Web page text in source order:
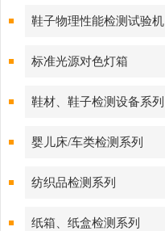
鞋子物理性能检测试验机
标准光源对色灯箱
鞋材、鞋子检测设备系列
婴儿床/车类检测系列
纺织品检测系列
纸箱、纸盒检测系列